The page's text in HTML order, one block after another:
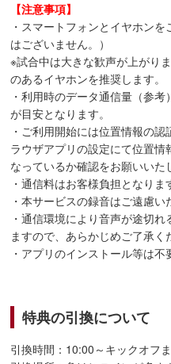
【注意事項】
・スマートフォンとイヤホン
はございません。）
※試合中は大きな歓声が上がり
のあるイヤホンを推奨します。
・利用時のデータ通信量（参
が目安となります。
・ご利用開始には位置情報の
ラウザアプリの設定にて位置情
なっているか確認をお願いいた
・通信料はお客様負担となりま
・本サービスの録音はご遠慮い
・通信環境により音声が途切
ますので、あらかじめご了承く
・アプリのインストール等は不
特典の引換について
引換時間：10:00～キックオフ